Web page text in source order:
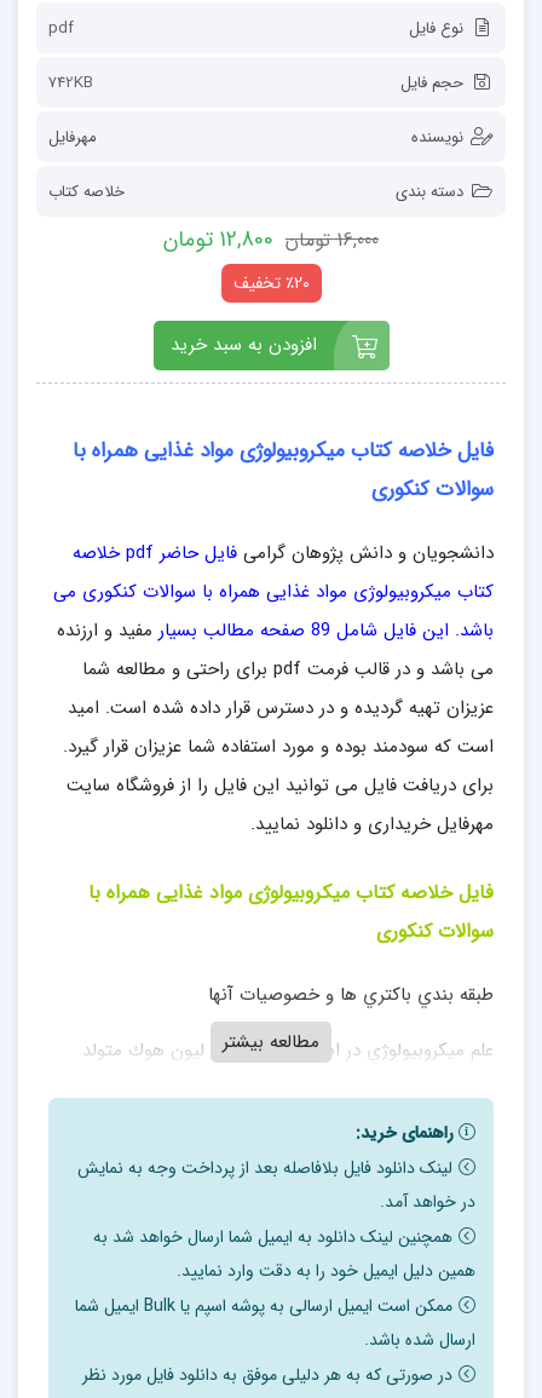
نوع فایل pdf
حجم فایل 742KB
نویسنده مهرفایل
دسته بندی خلاصه کتاب
16,000 تومان 12,800 تومان
٪20 تخفیف
افزودن به سبد خرید
فایل خلاصه کتاب میکروبیولوژی مواد غذایی همراه با
سوالات کنکوری
دانشجویان و دانش پژوهان گرامی
فایل حاضر pdf خلاصه
کتاب میکروبیولوژی مواد غذایی همراه با سوالات کنکوری می
باشد. این فایل شامل 89 صفحه مطالب بسیار
مفید و ارزنده
می باشد و در قالب فرمت pdf
برای راحتی و مطالعه شما
عزیزان تهیه گردیده و در دسترس قرار داده شده است. امید
است که سودمند بوده و مورد استفاده شما عزیزان قرار گیرد.
برای دریافت فایل می توانید این فایل را از فروشگاه سایت
مهرفایل خریداری و دانلود نمایید.
فایل خلاصه کتاب میکروبیولوژی مواد غذایی همراه با
سوالات کنکوری
طبقه بندي باکتري ها و خصوصیات آنها
علم میکروبیولوژي در ابتدا توسط آنتون لیون هوك متولد
در فساد مواد غذایی اشاره کرد راهبی به نام کیرچر بود. اولین
کسی که به اهمیت و تاثیر میکروارگانیسم ها
در مواد غذایی پی برد ودر این زمینه تحقیق نمود ، پاستور
بود.
باکتریها
با رنگ امیزي گرم باکتریها به دو گروه گرم مثبت و گرم منفی
مطالعه بیشتر
راهنمای خرید:
لینک دانلود فایل بلافاصله بعد از پرداخت وجه به نمایش
در خواهد آمد.
همچنین لینک دانلود به ایمیل شما ارسال خواهد شد به
همین دلیل ایمیل خود را به دقت وارد نمایید.
ممکن است ایمیل ارسالی به پوشه اسپم یا Bulk ایمیل شما
ارسال شده باشد.
در صورتی که به هر دلیلی موفق به دانلود فایل مورد نظر